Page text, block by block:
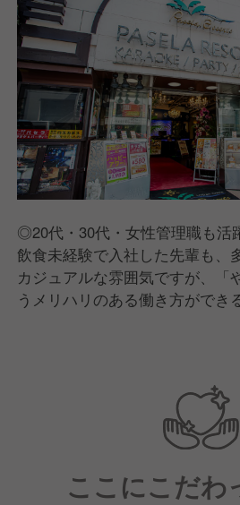
◎20代・30代・女性管理職も活
飲食未経験で入社した先輩も、
カジュアルな雰囲気ですが、「
うメリハリのある働き方ができ
ここにこだわ